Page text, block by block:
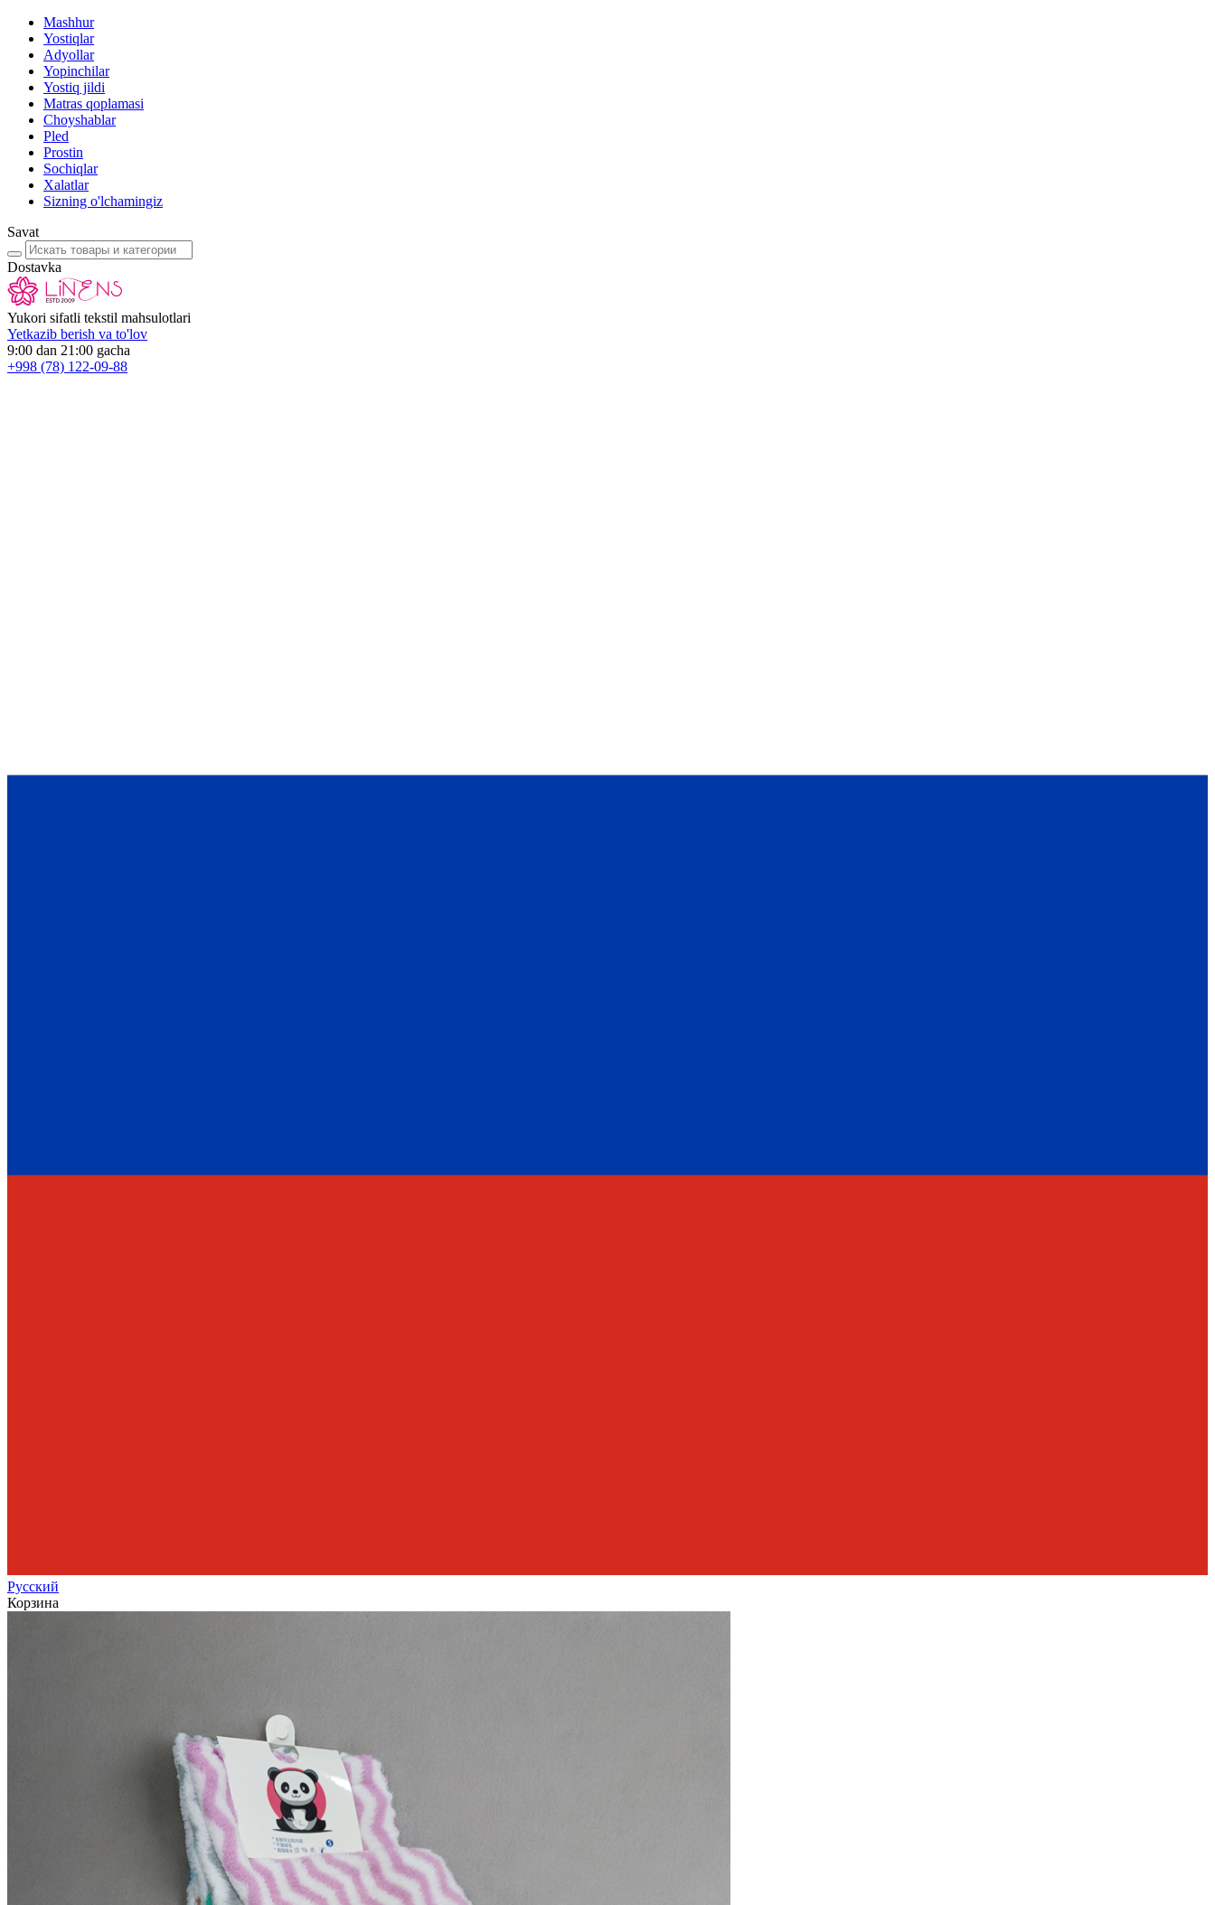
Mashhur
Yostiqlar
Adyollar
Yopinchilar
Yostiq jildi
Matras qoplamasi
Choyshablar
Pled
Prostin
Sochiqlar
Xalatlar
Sizning o'lchamingiz
Savat
Dostavka
Yukori sifatli tekstil mahsulotlari
Yetkazib berish va to'lov
9:00 dan 21:00 gacha
+998 (78) 122-09-88
Русский
Корзина